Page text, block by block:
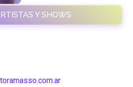
Y SHOWS